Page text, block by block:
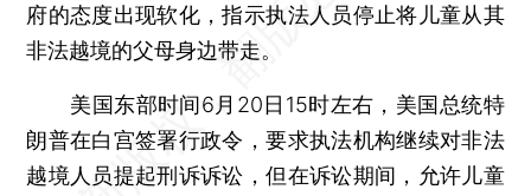
府的态度出现软化，指示执法人员停止将儿童从其
非法越境的父母身边带走。
美国东部时间6月20日15时左右，美国总统特
朗普在白宫签署行政令，要求执法机构继续对非法
越境人员提起刑诉诉讼，但在诉讼期间，允许儿童